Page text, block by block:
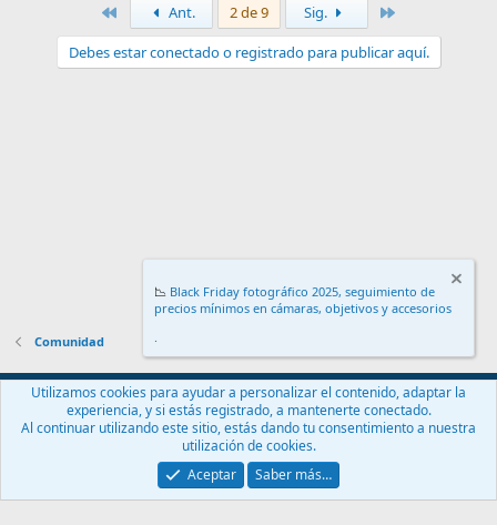
PrimeroAnt. 2 de 9 Sig.
Debes estar conectado o registrado para publicar aquí.
Comunidad
Español (ES)
Contáctanos
Términos y reglas Política de privacidad
Ayuda
Community platform by XenForo® © 2010-2024 XenForo Ltd.
📉 Black Friday fotográfico 2025, seguimiento de
precios mínimos en cámaras, objetivos y accesorios
.
Utilizamos cookies para ayudar a personalizar el contenido, adaptar la
experiencia, y si estás registrado, a mantenerte conectado.
Al continuar utilizando este sitio, estás dando tu consentimiento a nuestra
utilización de cookies.
Aceptar
Saber más…